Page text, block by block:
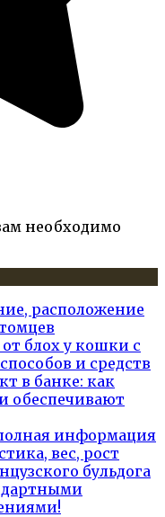
необходимо
расположение
от блох у кошки с
и средств
в банке: как
обеспечивают
информация
вес, рост
бульдога